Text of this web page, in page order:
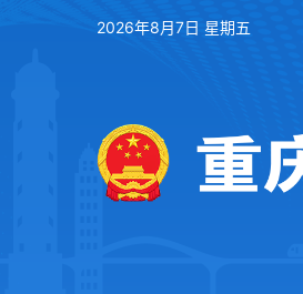
2026年8月7日 星期五